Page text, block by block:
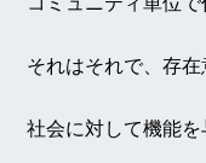
それはそれで、存
社会に対して機能を